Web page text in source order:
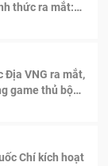
thức ra mắt:
Địa VNG ra mắt,
game thủ bộ
Chí kích hoạt